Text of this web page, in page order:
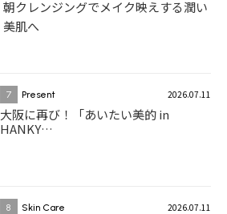
朝クレンジングでメイク映えする潤い
美肌へ
7 Present 2026.07.11
大阪に再び！「あいたい美的 in
HANKY…
8 Skin Care 2026.07.11